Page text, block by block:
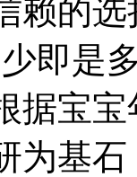
赖的
即是
据宝
为基